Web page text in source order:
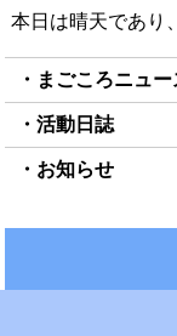
本日は晴天であり
まごころニュー
活動日誌
お知らせ